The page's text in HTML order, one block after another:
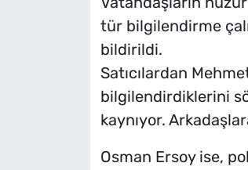
tür bilgilendirme
bildirildi.
Satıcılardan
bilgilendirdiklerini
kaynıyor.
Osman Ersoy ise,